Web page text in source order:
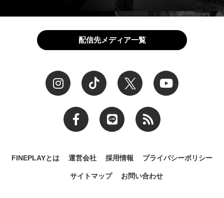
配信先メディア一覧
FINEPLAYとは 運営会社 採用情報 プライバシーポリシー
サイトマップ お問い合わせ